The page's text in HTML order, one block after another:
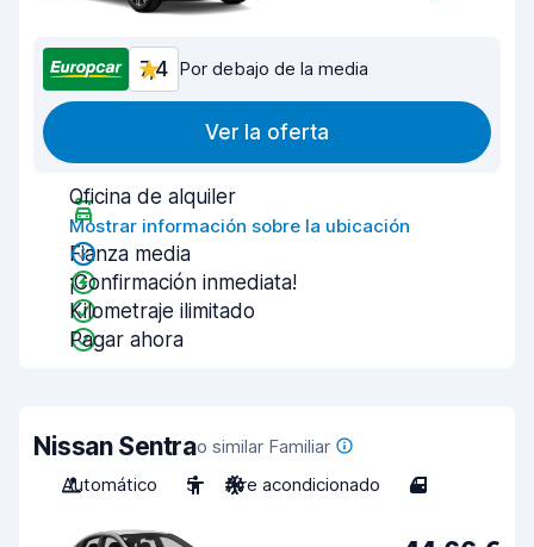
7,4 Por debajo de la media
Ver la oferta
Oficina de alquiler
Mostrar información sobre la ubicación
Fianza media
¡Confirmación inmediata!
Kilometraje ilimitado
Pagar ahora
Nissan Sentrao similar Familiar
Automático
5 Aire acondicionado 4